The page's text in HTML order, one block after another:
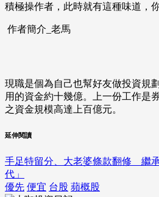
積極操作者，此時就有這種味道，
作者簡介_老馬
現職是個為自己也幫好友做投資規
用的資金約十幾億。上一份工作是
之資金規模高達上百億元。
延伸閱讀
手足特留分、大老婆條款翻修 繼
代」
優先 便宜 台股 蘋概股